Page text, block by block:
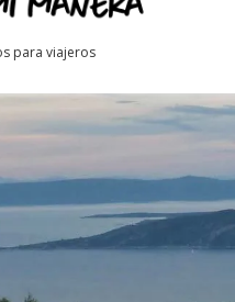
para viajeros